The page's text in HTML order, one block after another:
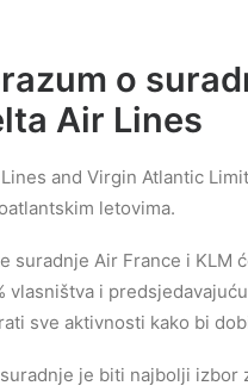
o
Air Lines
and Virgin Atlantic
letovima.
suradnje Air France i KLM
vlasništva i
sve aktivnosti kako bi
je biti najbolji